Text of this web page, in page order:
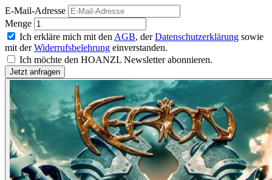
E-Mail-Adresse
Menge
Ich erkläre mich mit den AGB, derDatenschutzerklärung sowie
mit derWiderrufsbelehrung einverstanden.
Ich möchte den HOANZL Newsletter abonnieren.